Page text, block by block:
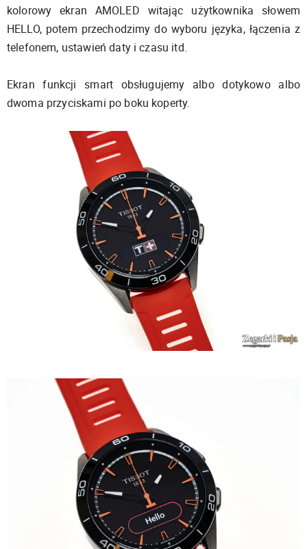
kolorowy ekran AMOLED witając użytkownika słowem
HELLO, potem przechodzimy do wyboru języka, łączenia z
telefonem, ustawień daty i czasu itd.
Ekran funkcji smart obsługujemy albo dotykowo albo
dwoma przyciskami po boku koperty.